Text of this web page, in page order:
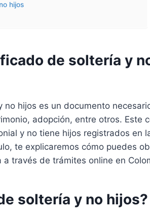
hijos
de soltería y
hijos es un documento
adopción, entre otros. Este
y no tiene hijos registrados en
te explicaremos cómo puedes
través de trámites online en
soltería y no hijos?